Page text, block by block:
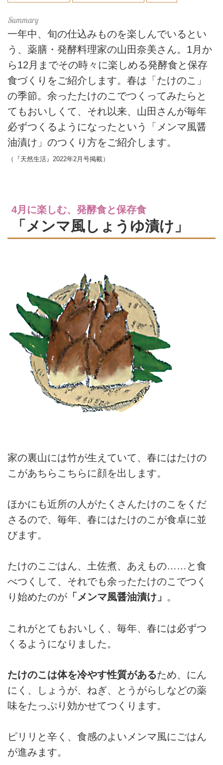
一年中、旬の仕込みものを楽しんでいるとい
う、薬膳・発酵料理家の山田奈美さん。1月か
ら12月までその時々に楽しめる発酵食と保存
食づくりをご紹介します。春は「たけのこ」
の季節。余ったたけのこでつくってみたらと
てもおいしくて、それ以来、山田さんが毎年
必ずつくるようになったという「メンマ風醤
油漬け」のつくり方をご紹介します。
（『天然生活』2022年2月号掲載）
4月に楽しむ、発酵食と保存食
「メンマ風しょうゆ漬け」
家の裏山には竹が生えていて、春にはたけの
こがあちらこちらに顔を出します。
ほかにも近所の人がたくさんたけのこをくだ
さるので、毎年、春にはたけのこが食卓に並
びます。
たけのこごはん、土佐煮、あえもの……と食
べつくして、それでも余ったたけのこでつく
り始めたのが 「メンマ風醤油漬け」 。
これがとてもおいしく、毎年、春には必ずつ
くるようになりました。
たけのこは体を冷やす性質があるため、にん
にく、しょうが、ねぎ、とうがらしなどの薬
味をたっぷり効かせてつくります。
ピリリと辛く、食感のよいメンマ風にごはん
が進みます。